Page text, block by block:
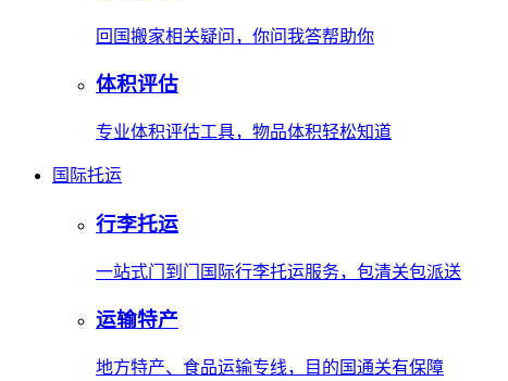
回国搬家相关疑问，你问我答帮助你
体积评估
专业体积评估工具，物品体积轻松知道
国际托运
行李托运
一站式门到门国际行李托运服务，包清关包派送
运输特产
地方特产、食品运输专线，目的国通关有保障